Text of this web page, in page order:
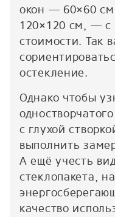
окон — 60×60
120×120 см, — с
стоимости. Так
остекление.
Однако чтобы
с глухой
выполнить
А ещё учесть
стеклопакета,
качество